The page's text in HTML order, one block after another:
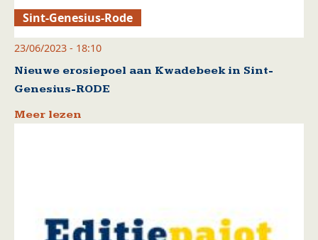
Sint-Genesius-Rode
23/06/2023 - 18:10
Nieuwe erosiepoel aan Kwadebeek in Sint-
Genesius-RODE
Meer lezen